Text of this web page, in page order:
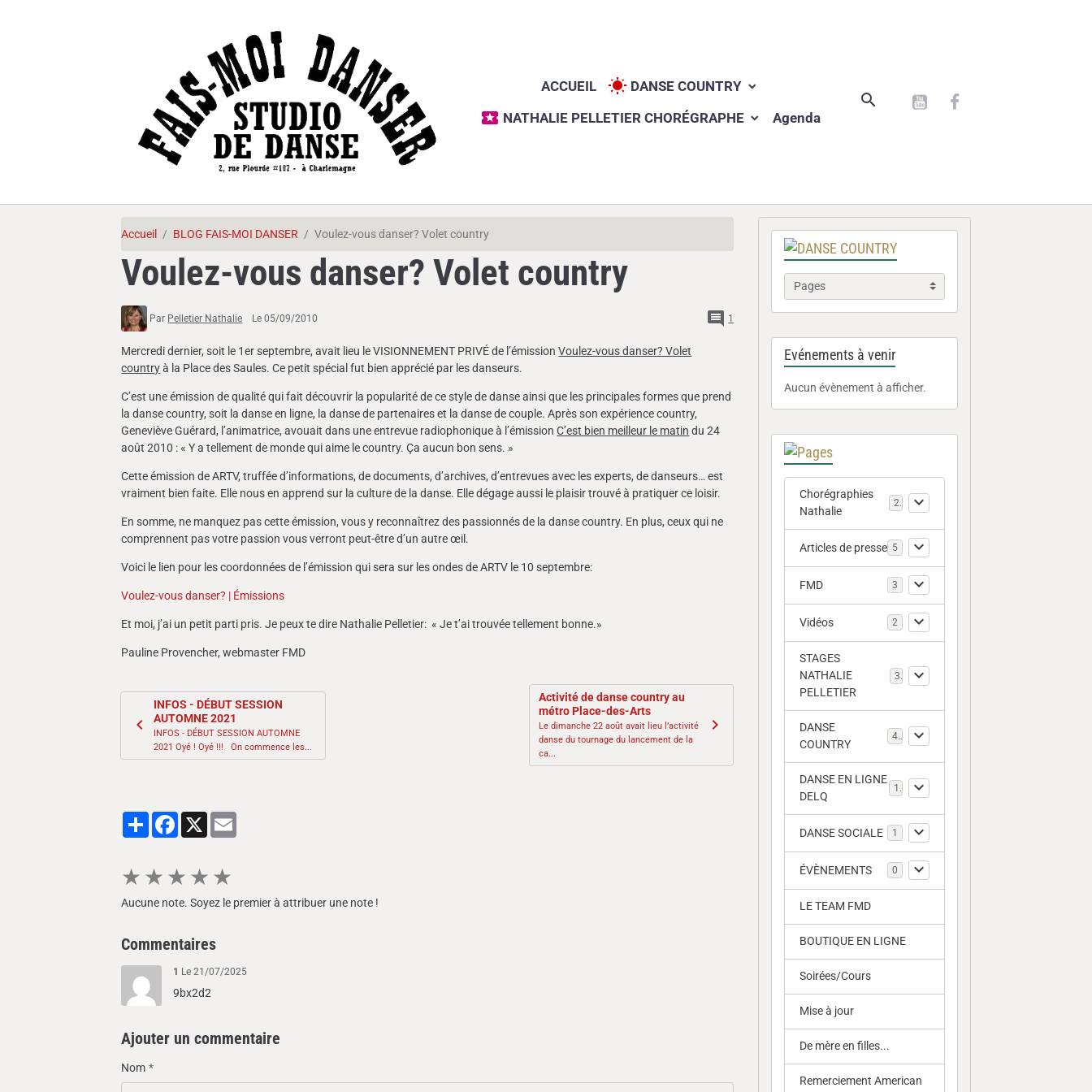
ACCUEIL
DANSE COUNTRY
NATHALIE PELLETIER CHORÉGRAPHE
Agenda
Accueil BLOG FAIS-MOI DANSER Voulez-vous danser? Volet country
Voulez-vous danser? Volet country
Par Pelletier Nathalie Le 05/09/2010 1
Mercredi dernier, soit le 1er septembre, avait lieu le VISIONNEMENT PRIVÉ de l’émissionVoulez-vous danser? Volet
countryà la Place des Saules. Ce petit spécial fut bien apprécié par les danseurs.
C’est une émission de qualité qui fait découvrir la popularité de ce style de danse ainsi que les principales formes que prend
la danse country, soit la danse en ligne, la danse de partenaires et la danse de couple. Après son expérience country,
Geneviève Guérard, l’animatrice, avouait dans une entrevue radiophonique à l’émissionC’est bien meilleur le matin du 24
août 2010 : « Y a tellement de monde qui aime le country. Ça aucun bon sens. »
Cette émission de ARTV, truffée d’informations, de documents, d’archives, d’entrevues avec les experts, de danseurs… est
vraiment bien faite. Elle nous en apprend sur la culture de la danse. Elle dégage aussi le plaisir trouvé à pratiquer ce loisir.
En somme, ne manquez pas cette émission, vous y reconnaîtrez des passionnés de la danse country. En plus, ceux qui ne
comprennent pas votre passion vous verront peut-être d’un autre œil.
Voici le lien pour les coordonnées de l’émission qui sera sur les ondes de ARTV le 10 septembre:
Voulez-vous danser? | Émissions
Et moi, j’ai un petit parti pris. Je peux te dire Nathalie Pelletier: « Je t’ai trouvée tellement bonne.»
Pauline Provencher, webmaster FMD
INFOS - DÉBUT SESSION
AUTOMNE 2021
INFOS - DÉBUT SESSION AUTOMNE
2021 Oyé ! Oyé !!! On commence les...
Activité de danse country au
métro Place-des-Arts
Le dimanche 22 août avait lieu l’activité
danse du tournage du lancement de la
ca...
PartagerFacebook
X
★ ★ ★ ★ ★
Aucune note. Soyez le premier à attribuer une note !
Commentaires
1 Le 21/07/2025
9bx2d2
Ajouter un commentaire
Nom
Evénements à venir
Aucun évènement à afficher.
Chorégraphies
Nathalie
2
Articles de presse 5
FMD 3
Vidéos 2
STAGES
NATHALIE
PELLETIER
3
DANSE
COUNTRY
4
DANSE EN LIGNE
DELQ
1
DANSE SOCIALE 1
ÉVÈNEMENTS 0
LE TEAM FMD
BOUTIQUE EN LIGNE
Soirées/Cours
Mise à jour
De mère en filles...
Remerciement American